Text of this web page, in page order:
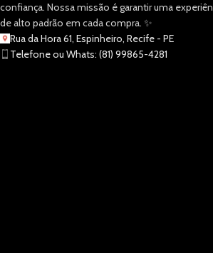
confiança. Nossa missão é garantir uma
de alto padrão em cada compra. ✨
Rua da Hora 61, Espinheiro, Recife - PE
Telefone ou Whats: (81) 99865-4281